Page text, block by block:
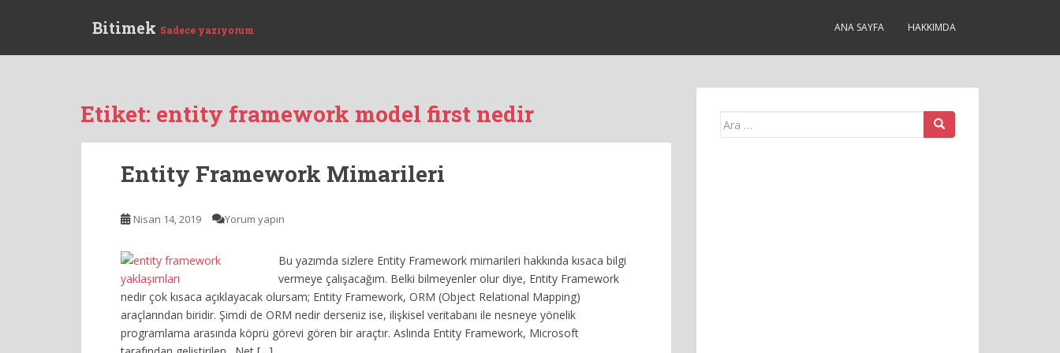
Bitimek Sadece yazıyorum ANA SAYFA HAKKIMDA
Etiket: entity framework model first nedir
Entity Framework Mimarileri
Nisan 14, 2019 Yorum yapın
Bu yazımda sizlere Entity Framework mimarileri hakkında kısaca bilgi
vermeye çalışacağım. Belki bilmeyenler olur diye, Entity Framework
nedir çok kısaca açıklayacak olursam; Entity Framework, ORM (Object Relational Mapping)
araçlarından biridir. Şimdi de ORM nedir derseniz ise, ilişkisel veritabanı ile nesneye yönelik
programlama arasında köprü görevi gören bir araçtır. Aslında Entity Framework, Microsoft
Arama